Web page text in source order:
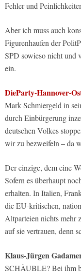
Fehler und
Aber ich muss auch
Figurenhaufen der
SPD sowieso nicht und
ein.
DieParty-Hannover-
Mark Schmiergeld in
durch Einbürgerung
deutschen Volkes
wir zu bezweifeln – da
Der einzige, dem eine
Sofern es überhaupt
erhalten. In Italien,
die EU-kritischen,
Altparteien nichts mehr
auf sie vertrauen, denn
Klaus-Jürgen
SCHÄUBLE? Bei ihm